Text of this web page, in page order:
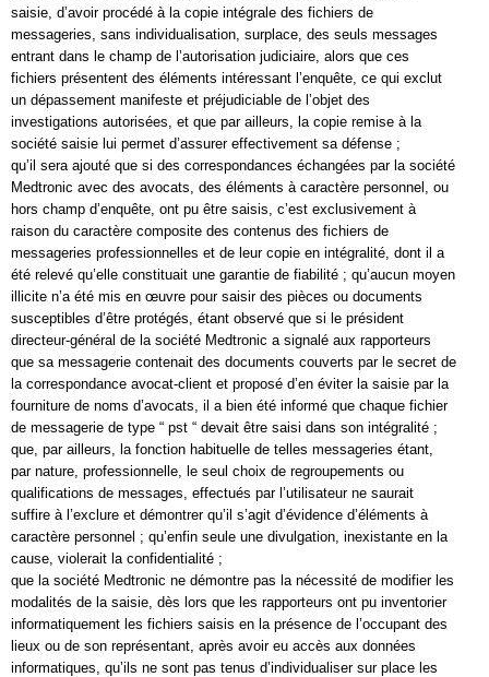
saisie, d’avoir procédé à la copie intégrale des fichiers de
messageries, sans individualisation, surplace, des seuls messages
entrant dans le champ de l’autorisation judiciaire, alors que ces
fichiers présentent des éléments intéressant l’enquête, ce qui exclut
un dépassement manifeste et préjudiciable de l’objet des
investigations autorisées, et que par ailleurs, la copie remise à la
société saisie lui permet d’assurer effectivement sa défense ;
qu’il sera ajouté que si des correspondances échangées par la société
Medtronic avec des avocats, des éléments à caractère personnel, ou
hors champ d’enquête, ont pu être saisis, c’est exclusivement à
raison du caractère composite des contenus des fichiers de
messageries professionnelles et de leur copie en intégralité, dont il a
été relevé qu’elle constituait une garantie de fiabilité ; qu’aucun moyen
illicite n’a été mis en œuvre pour saisir des pièces ou documents
susceptibles d’être protégés, étant observé que si le président
directeur-général de la société Medtronic a signalé aux rapporteurs
que sa messagerie contenait des documents couverts par le secret de
la correspondance avocat-client et proposé d’en éviter la saisie par la
fourniture de noms d’avocats, il a bien été informé que chaque fichier
de messagerie de type “ pst “ devait être saisi dans son intégralité ;
que, par ailleurs, la fonction habituelle de telles messageries étant,
par nature, professionnelle, le seul choix de regroupements ou
qualifications de messages, effectués par l’utilisateur ne saurait
suffire à l’exclure et démontrer qu’il s’agit d’évidence d’éléments à
caractère personnel ; qu’enfin seule une divulgation, inexistante en la
cause, violerait la confidentialité ;
que la société Medtronic ne démontre pas la nécessité de modifier les
modalités de la saisie, dès lors que les rapporteurs ont pu inventorier
informatiquement les fichiers saisis en la présence de l’occupant des
lieux ou de son représentant, après avoir eu accès aux données
informatiques, qu’ils ne sont pas tenus d’individualiser sur place les